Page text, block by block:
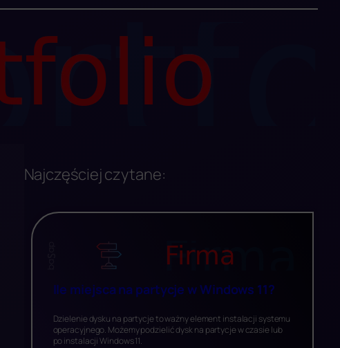
Najczęściej czytane:
Ile miejsca na partycje w Windows 11?
Dzielenie dysku na partycje to ważny element instalacji systemu
operacyjnego. Możemy podzielić dysk na partycje w czasie lub
po instalacji Windows 11.